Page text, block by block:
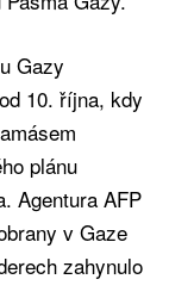
Gazy
10. října, kdy
plánu
Agentura AFP
v Gaze
zahynulo